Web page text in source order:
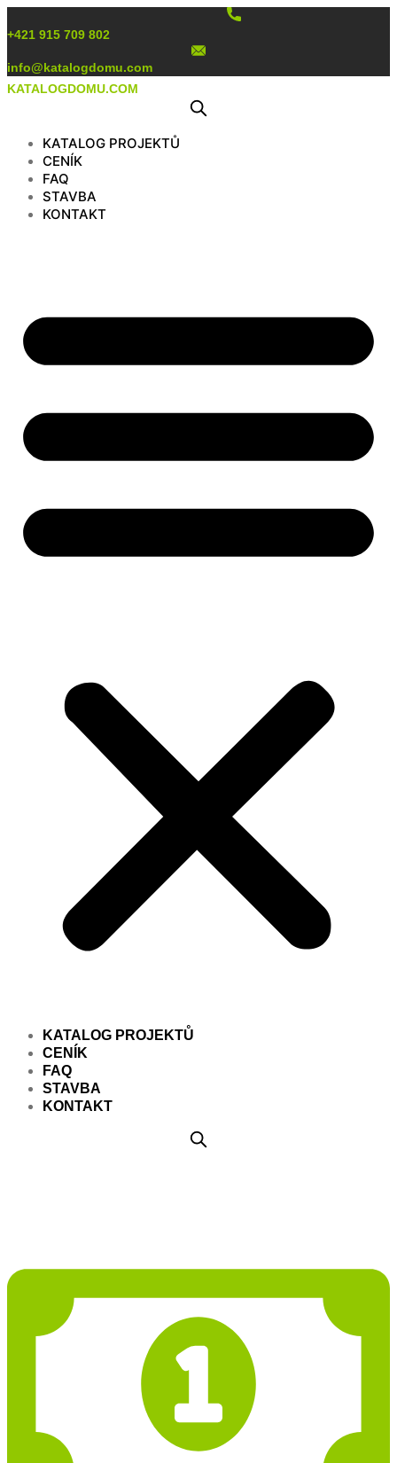
obsah
+421 915 709 802
info@katalogdomu.com
KATALOGDOMU.COM
KATALOG PROJEKTŮ
CENÍK
FAQ
STAVBA
KONTAKT
KATALOG PROJEKTŮ
CENÍK
FAQ
STAVBA
KONTAKT